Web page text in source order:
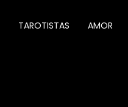
TAROTISTAS AMOR